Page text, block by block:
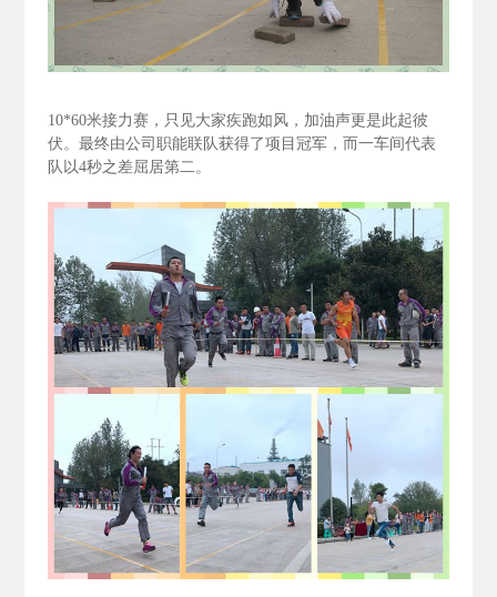
10*60米接力赛，只见大家疾跑如风，加油声更是此起彼
伏。最终由公司职能联队获得了项目冠军，而一车间代表
队以4秒之差屈居第二。